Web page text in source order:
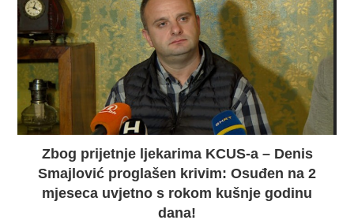
Zbog prijetnje ljekarima KCUS-a – Denis
Smajlović proglašen krivim: Osuđen na 2
mjeseca uvjetno s rokom kušnje godinu
dana!